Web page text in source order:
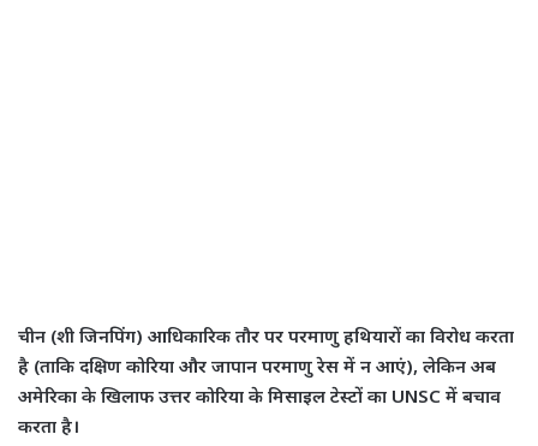
चीन (शी जिनपिंग) आधिकारिक तौर पर परमाणु हथियारों का विरोध करता
है (ताकि दक्षिण कोरिया और जापान परमाणु रेस में न आएं), लेकिन अब
अमेरिका के खिलाफ उत्तर कोरिया के मिसाइल टेस्टों का UNSC में बचाव
करता है।